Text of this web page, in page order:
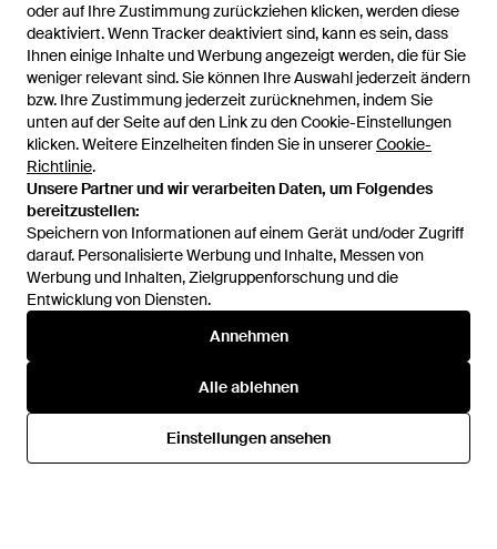
oder auf Ihre Zustimmung zurückziehen klicken, werden diese
deaktiviert. Wenn Tracker deaktiviert sind, kann es sein, dass
Ihnen einige Inhalte und Werbung angezeigt werden, die für Sie
weniger relevant sind. Sie können Ihre Auswahl jederzeit ändern
bzw. Ihre Zustimmung jederzeit zurücknehmen, indem Sie
unten auf der Seite auf den Link zu den Cookie-Einstellungen
klicken. Weitere Einzelheiten finden Sie in unsererCookie-
Richtlinie.
Unsere Partner und wir verarbeiten Daten, um Folgendes
bereitzustellen:
Speichern von Informationen auf einem Gerät und/oder Zugriff
darauf. Personalisierte Werbung und Inhalte, Messen von
Werbung und Inhalten, Zielgruppenforschung und die
Entwicklung von Diensten.
Annehmen
Alle ablehnen
Einstellungen ansehen
3
Zuvor verkauft bei:
Hilfe und Informationen